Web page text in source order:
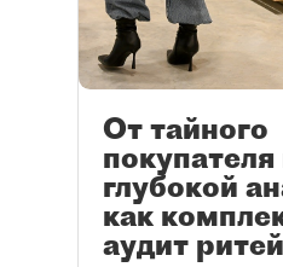
От тайного
покупателя
глубокой
как
аудит